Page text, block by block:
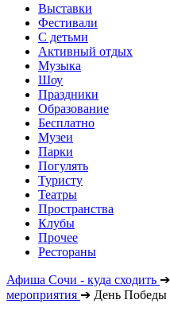
Выставки
Фестивали
С детьми
Активный отдых
Музыка
Шоу
Праздники
Образование
Бесплатно
Музеи
Парки
Погулять
Туристу
Театры
Пространства
Клубы
Прочее
Рестораны
Афиша Сочи - куда сходить ➔
мероприятия ➔ День Победы